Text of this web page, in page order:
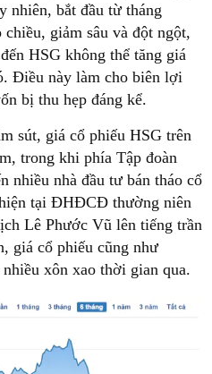
nhiên, bắt đầu từ tháng
giảm sâu và đột ngột,
HSG không thể tăng giá
Điều này làm cho biên lợi
bị thu hẹp đáng kể.
sút, giá cổ phiếu HSG trên
trong khi phía Tập đoàn
nhiều nhà đầu tư bán tháo cổ
tại ĐHĐCĐ thường niên
Lê Phước Vũ lên tiếng trần
giá cổ phiếu cũng như
xôn xao thời gian qua.